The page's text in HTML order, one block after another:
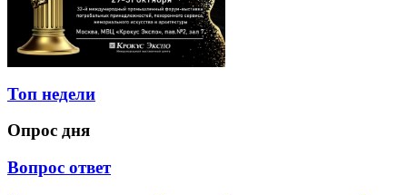
Топ недели
Опрос дня
Вопрос ответ